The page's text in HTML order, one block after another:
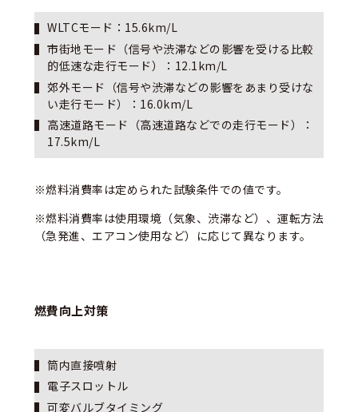
WLTCモード：15.6km/L
市街地モード（信号や渋滞などの影響を受ける比較
的低速な走行モード）：12.1 km/L
郊外モード（信号や渋滞などの影響をあまり受けな
い走行モード）：16.0km/L
高速道路モード（高速道路などでの走行モード）：
17.5km/L
※燃料消費率は定められた試験条件での値です。
※燃料消費率は使用環境（気象、渋滞など）、運転方法
（急発進、エアコン使用など）に応じて異なります。
燃費向上対策
筒内直接噴射
電子スロットル
可変バルブタイミング